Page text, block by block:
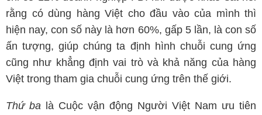
rằng có dùng hàng Việt cho đầu vào của mình thì
hiện nay, con số này là hơn 60%, gấp 5 lần, là con số
ấn tượng, giúp chúng ta định hình chuỗi cung ứng
cũng như khẳng định vai trò và khả năng của hàng
Việt trong tham gia chuỗi cung ứng trên thế giới.
Thứ ba là Cuộc vận động Người Việt Nam ưu tiên